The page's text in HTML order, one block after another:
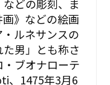
どの彫刻、ま
》などの絵画
ルネサンスの
男」とも称さ
ブオナローテ
、1475年3月6